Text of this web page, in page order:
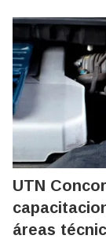
UTN
áreas